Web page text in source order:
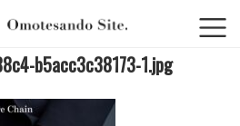
b5acc3c38173-1.jpg